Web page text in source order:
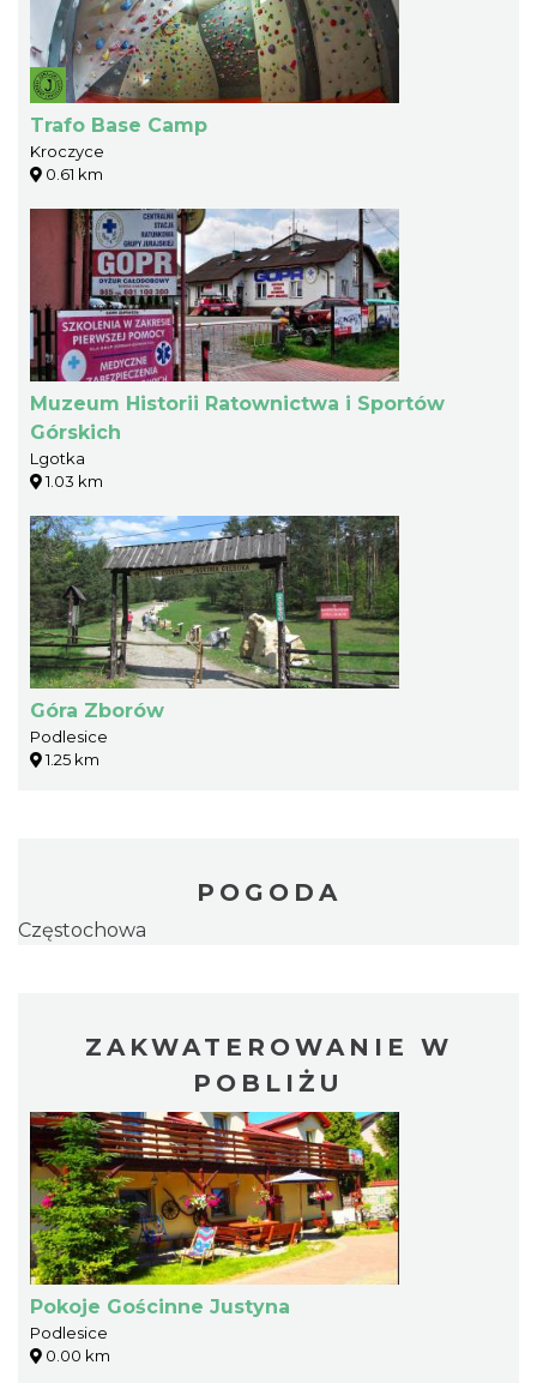
Trafo Base Camp
Kroczyce
0.61 km
Muzeum Historii Ratownictwa i Sportów
Górskich
Lgotka
1.03 km
Góra Zborów
Podlesice
1.25 km
POGODA
Częstochowa
ZAKWATEROWANIE W
POBLIŻU
Pokoje Gościnne Justyna
Podlesice
0.00 km